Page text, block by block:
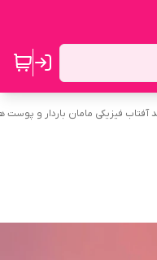
آفتاب فیزیکی مامان باردار و